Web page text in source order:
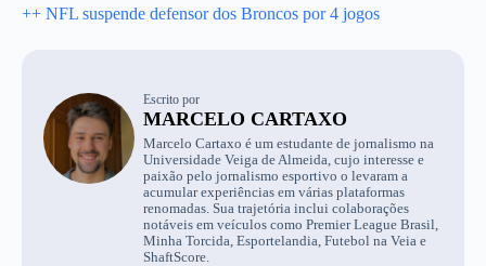
++ NFL suspende defensor dos Broncos por 4 jogos
Escrito por
MARCELO CARTAXO
Marcelo Cartaxo é um estudante de jornalismo na
Universidade Veiga de Almeida, cujo interesse e
paixão pelo jornalismo esportivo o levaram a
acumular experiências em várias plataformas
renomadas. Sua trajetória inclui colaborações
notáveis em veículos como Premier League Brasil,
Minha Torcida, Esportelandia, Futebol na Veia e
ShaftScore.